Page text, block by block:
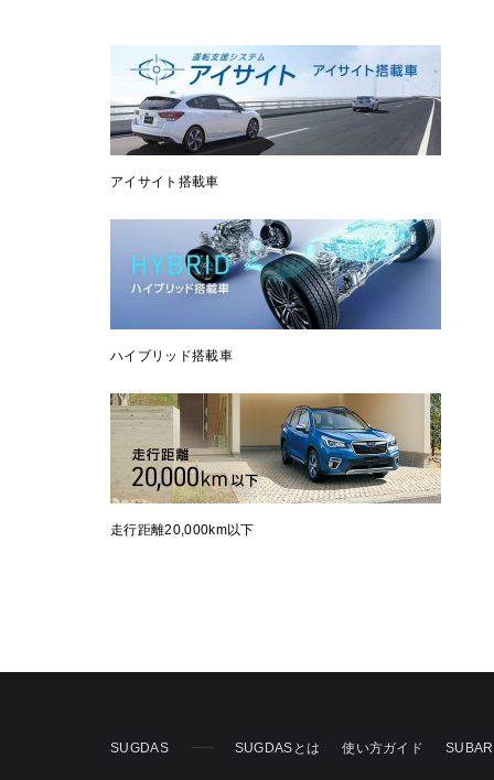
アイサイト搭載車
ハイブリッド搭載車
走行距離20,000km以下
SUGDAS SUGDASとは 使い方ガイド